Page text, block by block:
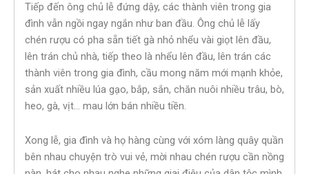
Tiếp đến ông chủ lễ đứng dậy, các thành viên trong gia
đình vẫn ngồi ngay ngắn như ban đầu. Ông chủ lễ lấy
chén rượu có pha sẵn tiết gà nhỏ nhểu vài giọt lên đầu,
lên trán chủ nhà, tiếp theo là nhểu lên đầu, lên trán các
thành viên trong gia đình, cầu mong năm mới mạnh khỏe,
sản xuất nhiều lúa gạo, bắp, sắn, chăn nuôi nhiều trâu, bò,
heo, gà, vịt… mau lớn bán nhiều tiền.
Xong lễ, gia đình và họ hàng cùng với xóm làng quây quần
bên nhau chuyện trò vui vẻ, mời nhau chén rượu cần nồng